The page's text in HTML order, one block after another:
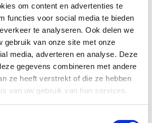
om content en advertenties te
functies voor social media te bieden
te analyseren. Ook delen we
gebruik van onze site met onze
media, adverteren en analyse. Deze
gegevens combineren met andere
ze heeft verstrekt of die ze hebben
van uw gebruik van hun services.